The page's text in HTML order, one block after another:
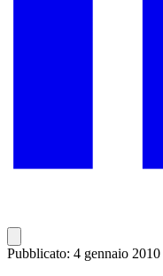
Pubblicato: 4 gennaio 2010